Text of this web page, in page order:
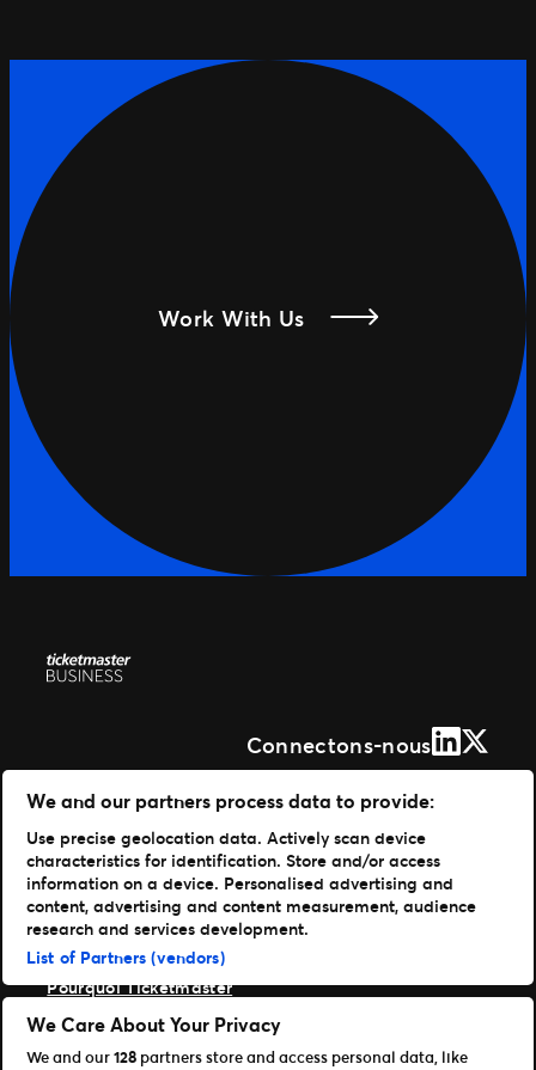
Work With Us
Connectons-nousLinkedIn
X
Solutions
Gestion de vos événements
Distribuer vos billets
Des experts à votre service
Expérience fan
Entreprise
Pourquoi Ticketmaster
Notre histoire
Carrières Live Nation
We and our partners process data to provide:
Use precise geolocation data. Actively scan device
characteristics for identification. Store and/or access
information on a device. Personalised advertising and
content, advertising and content measurement, audience
research and services development.
List of Partners (vendors)
We Care About Your Privacy
We and our128 partners store and access personal data, like